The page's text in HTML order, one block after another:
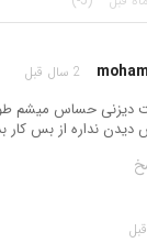
2 سال قبل
دیزنی حساس میشم
دیدن نداره از بس کار